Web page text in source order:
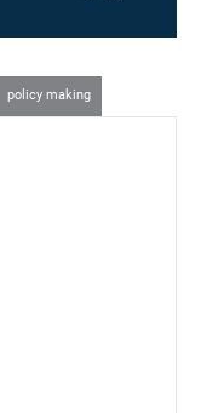
policy making